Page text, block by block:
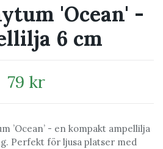
'Ocean' -
6 cm
79 kr
’Ocean’ - en kompakt ampellilja
Perfekt för ljusa platser med